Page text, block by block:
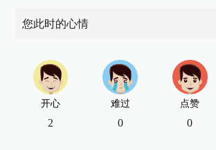
您此时的心情
开心
2
难过
0
点赞
0